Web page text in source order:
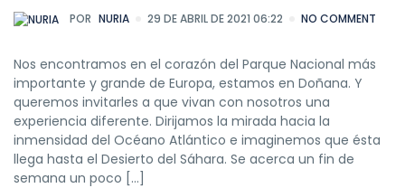
POR NURIA 29 DE ABRIL DE 2021 06:22 NO COMMENT
Nos encontramos en el corazón del Parque Nacional más
importante y grande de Europa, estamos en Doñana. Y
queremos invitarles a que vivan con nosotros una
experiencia diferente. Dirijamos la mirada hacia la
inmensidad del Océano Atlántico e imaginemos que ésta
llega hasta el Desierto del Sáhara. Se acerca un fin de
semana un poco […]